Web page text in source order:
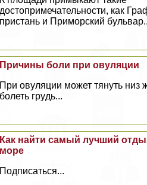
достопримечательности, как
пристань и Приморский
Причины боли при овуляции
При овуляции может тянуть низ
болеть гpyдь...
Как найти самый лучший
море
Подписаться...